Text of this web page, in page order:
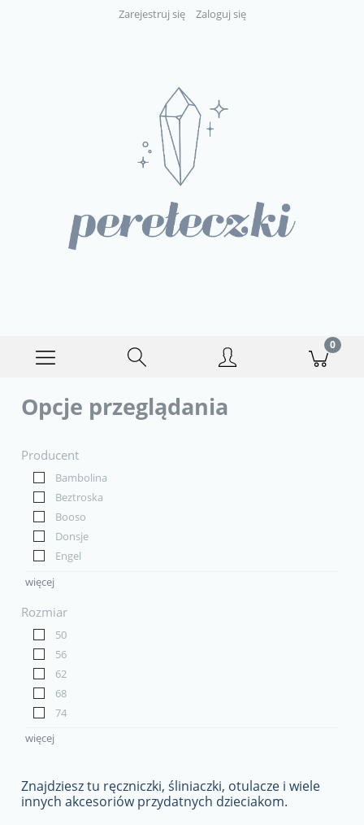
Zarejestruj się Zaloguj się
Opcje przeglądania
Producent
Bambolina
Beztroska
Booso
Donsje
Engel
więcej
Rozmiar
50
56
62
68
74
więcej
Znajdziesz tu ręczniczki, śliniaczki, otulacze i wiele
innych akcesoriów przydatnych dzieciakom.